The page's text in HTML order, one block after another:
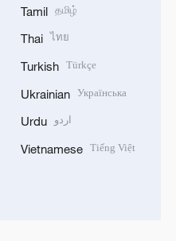
Tamil தமிழ்
Thai ไทย
Turkish Türkçe
Ukrainian Українська
Urdu اردو
Vietnamese Tiếng Việt